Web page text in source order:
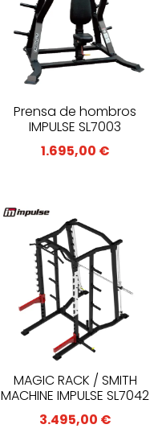
Prensa de hombros
IMPULSE SL7003
1.695,00 €
MAGIC RACK / SMITH
MACHINE IMPULSE SL7042
3.495,00 €